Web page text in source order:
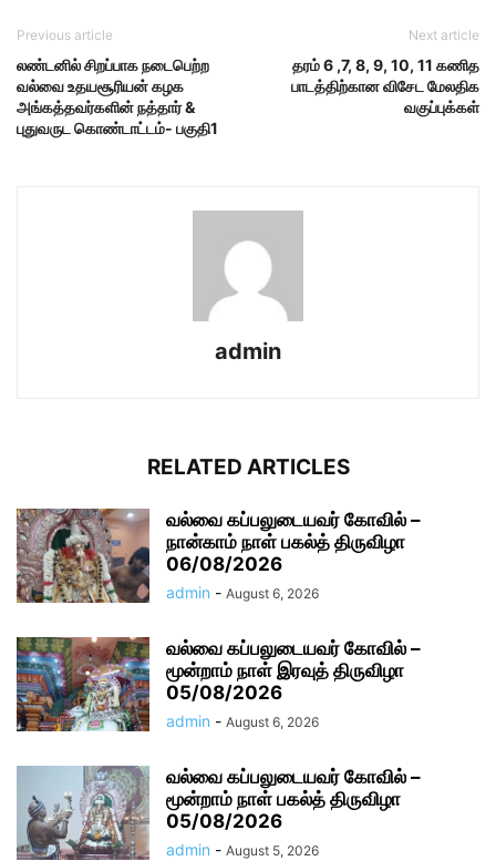
Previous article
லண்டனில் சிறப்பாக நடைபெற்ற
வல்வை உதயசூரியன் கழக
அங்கத்தவர்களின் நத்தார் &
புதுவருட கொண்டாட்டம்- பகுதி1
Next article
தரம் 6 ,7, 8, 9, 10, 11 கணித
பாடத்திற்கான விசேட மேலதிக
வகுப்புக்கள்
admin
RELATED ARTICLES
வல்வை கப்பலுடையவர் கோவில் –
நான்காம் நாள் பகல்த் திருவிழா
06/08/2026
admin - August 6, 2026
வல்வை கப்பலுடையவர் கோவில் –
மூன்றாம் நாள் இரவுத் திருவிழா
05/08/2026
admin - August 6, 2026
வல்வை கப்பலுடையவர் கோவில் –
மூன்றாம் நாள் பகல்த் திருவிழா
05/08/2026
admin - August 5, 2026